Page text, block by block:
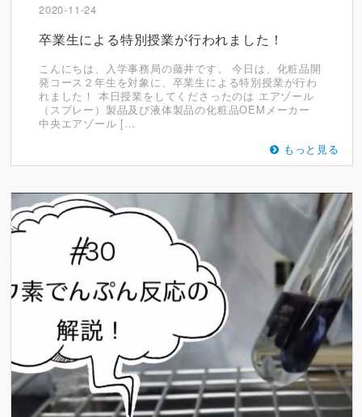
2020-11-24
卒業生による特別授業が行われました！
こんにちは、入学事務局の藤井です。 今日は、化粧品開
発コース２年生を対象に、卒業生による特別授業が行わ
れました！ 本日授業をしてくださったのは エアゾール
（スプレー）製品及び液体製品の化粧品OEMメーカー
中央エアゾール […
もっと見る